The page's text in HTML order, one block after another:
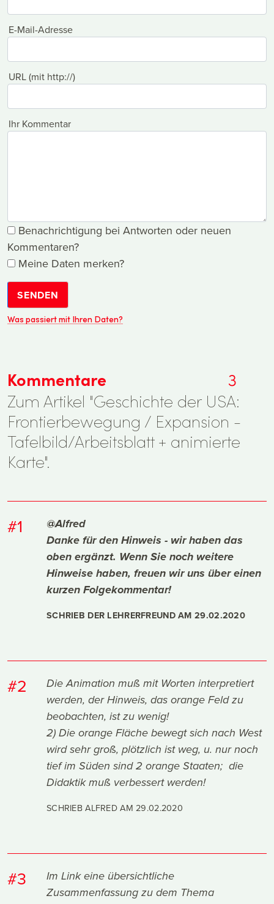
E-Mail-Adresse
URL (mit http://)
Ihr Kommentar
Benachrichtigung bei Antworten oder neuen
Kommentaren?
Meine Daten merken?
SENDEN
Was passiert mit Ihren Daten?
Kommentare
3
Zum Artikel "Geschichte der USA:
Frontierbewegung / Expansion -
Tafelbild/Arbeitsblatt + animierte
Karte".
#1
@Alfred
Danke für den Hinweis - wir haben das
oben ergänzt. Wenn Sie noch weitere
Hinweise haben, freuen wir uns über einen
kurzen Folgekommentar!
SCHRIEB DER LEHRERFREUND AM29.02.2020
#2
Die Animation muß mit Worten interpretiert
werden, der Hinweis, das orange Feld zu
beobachten, ist zu wenig!
2) Die orange Fläche bewegt sich nach West
wird sehr groß, plötzlich ist weg, u. nur noch
tief im Süden sind 2 orange Staaten; die
Didaktik muß verbessert werden!
SCHRIEB ALFRED AM29.02.2020
#3
Im Link eine übersichtliche
Zusammenfassung zu dem Thema